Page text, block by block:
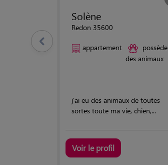
Solène
Redon 35600
appartement
possède
des animaux
j'ai eu des animaux de toutes
sortes toute ma vie, chien,...
Voir le profil